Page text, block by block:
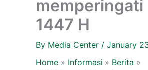
memperingati
1447 H
By Media Center / January
Home
Informasi
Berita